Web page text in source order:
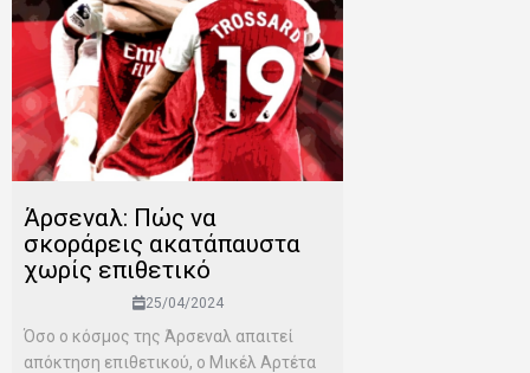
Άρσεναλ: Πώς να
σκοράρεις ακατάπαυστα
χωρίς επιθετικό
25/04/2024
Όσο ο κόσμος της Άρσεναλ απαιτεί
απόκτηση επιθετικού, ο Μικέλ Αρτέτα